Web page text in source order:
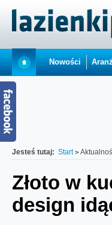
Nowości
Jesteś tutaj: Start
Złoto w
design